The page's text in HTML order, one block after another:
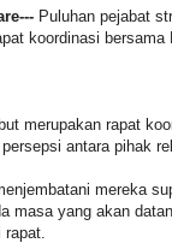
Puluhan pejabat
koordinasi bersama
merupakan rapat
antara pihak
mereka
masa yang akan